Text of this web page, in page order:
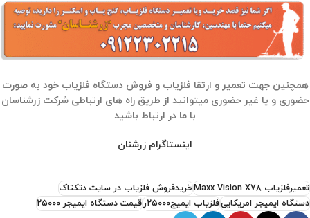
همچنین جهت تعمیر و ارتقا فلزیاب و فروش دستگاه فلزیاب خود به صورت
حضوری و یا غیر حضوری میتوانید از طریق راه های ارتباطی شرکت زرشناسان
با ما در ارتباط باشید
اینستاگرام زرشنان
تعمیرفلزیاب Maxx Vision X78
خریدفروش فلزیاب در سایت دتکتاک
دستگاه ایمیجر امریکاییفلزیاب ایمیج۲۵۰۰۰ر قیمت دستگاه ایمیجر ۲۵۰۰۰